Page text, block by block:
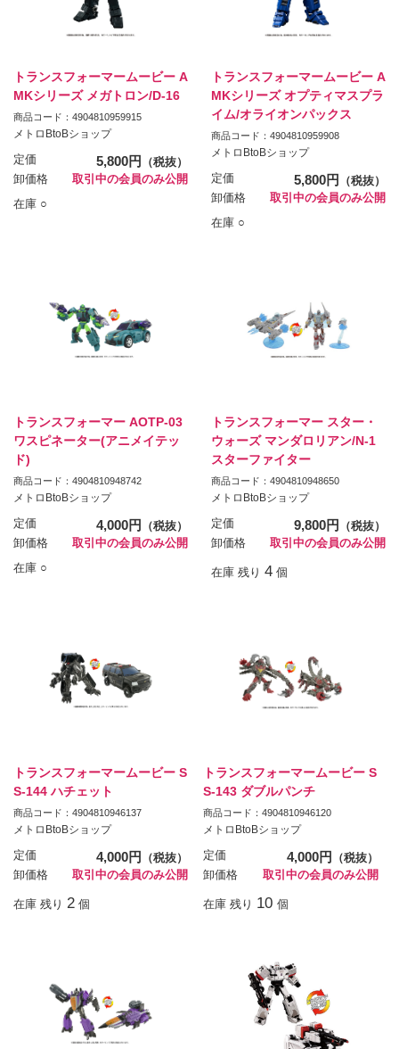
トランスフォーマームービー A
MKシリーズ メガトロン/D-16
商品コード：4904810959915
メトロBtoBショップ
定価 5,800円
（税抜）
卸価格
取引中の会員のみ公開
在庫 ○
トランスフォーマームービー A
MKシリーズ オプティマスプラ
イム/オライオンパックス
商品コード：4904810959908
メトロBtoBショップ
定価 5,800円
（税抜）
卸価格
取引中の会員のみ公開
在庫 ○
トランスフォーマー AOTP-03
ワスピネーター(アニメイテッ
ド)
商品コード：4904810948742
メトロBtoBショップ
定価 4,000円
（税抜）
卸価格
取引中の会員のみ公開
在庫 ○
トランスフォーマー スター・
ウォーズ マンダロリアン/N-1
スターファイター
商品コード：4904810948650
メトロBtoBショップ
定価 9,800円
（税抜）
卸価格
取引中の会員のみ公開
在庫 残り 4 個
トランスフォーマームービー S
S-144 ハチェット
商品コード：4904810946137
メトロBtoBショップ
定価 4,000円
（税抜）
卸価格
取引中の会員のみ公開
在庫 残り 2 個
トランスフォーマームービー S
S-143 ダブルパンチ
商品コード：4904810946120
メトロBtoBショップ
定価 4,000円
（税抜）
卸価格
取引中の会員のみ公開
在庫 残り 10 個